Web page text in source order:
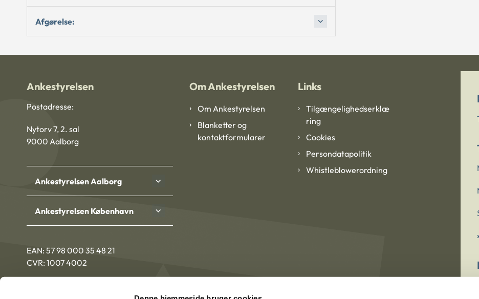
Afgørelse:
Ankestyrelsen
Postadresse:
Nytorv 7, 2. sal
9000 Aalborg
Ankestyrelsen Aalborg
Ankestyrelsen København
EAN: 57 98 000 35 48 21
CVR: 1007 4002
Om Ankestyrelsen
Om Ankestyrelsen
Blanketter og
kontaktformularer
Links
Tilgængelighedserklæ
ring
Cookies
Persondatapolitik
Whistleblowerordning